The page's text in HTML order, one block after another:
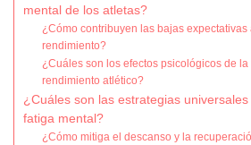
mental de los atletas?
¿Cómo contribuyen las bajas expectativas
rendimiento?
¿Cuáles son los efectos psicológicos de la
rendimiento atlético?
¿Cuáles son las estrategias
fatiga mental?
¿Cómo mitiga el descanso y la